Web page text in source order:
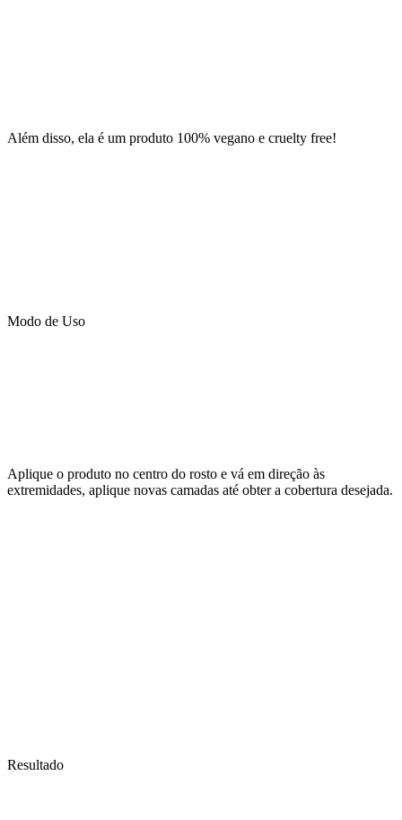
Além disso, ela é um produto 100% vegano e cruelty free!
Modo de Uso
Aplique o produto no centro do rosto e vá em direção às
extremidades, aplique novas camadas até obter a cobertura desejada.
Resultado